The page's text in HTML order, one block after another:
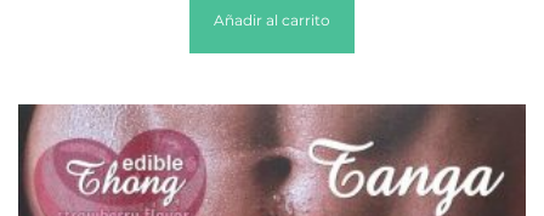
Añadir al carrito